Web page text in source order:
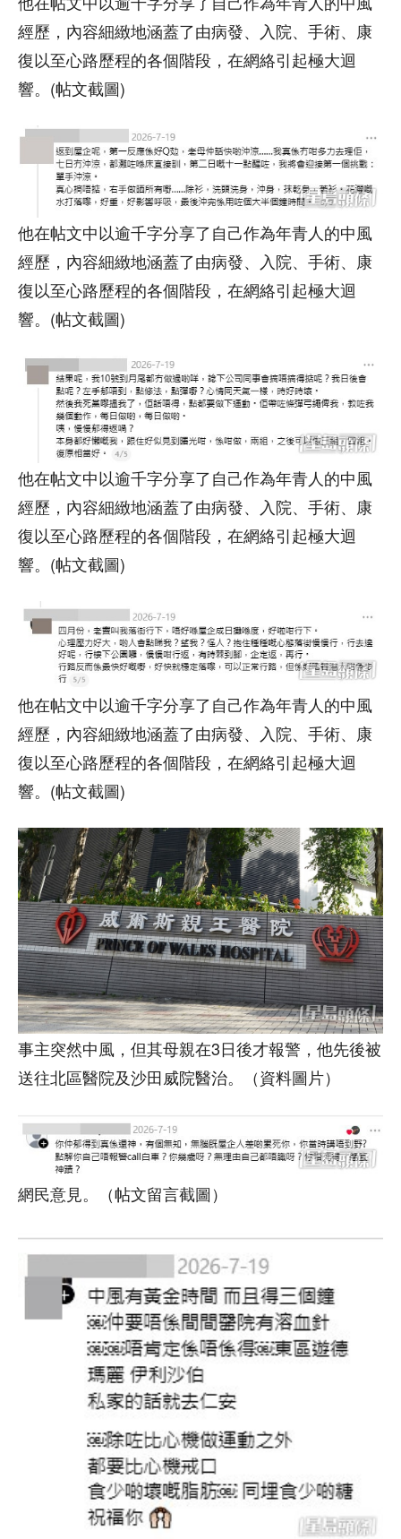
經歷，內容細緻地涵蓋了由病發、入院、手術、康
復以至心路歷程的各個階段，在網絡引起極大迴
響。(帖文截圖)
他在帖文中以逾千字分享了自己作為年青人的中風
經歷，內容細緻地涵蓋了由病發、入院、手術、康
復以至心路歷程的各個階段，在網絡引起極大迴
響。(帖文截圖)
他在帖文中以逾千字分享了自己作為年青人的中風
經歷，內容細緻地涵蓋了由病發、入院、手術、康
復以至心路歷程的各個階段，在網絡引起極大迴
響。(帖文截圖)
他在帖文中以逾千字分享了自己作為年青人的中風
經歷，內容細緻地涵蓋了由病發、入院、手術、康
復以至心路歷程的各個階段，在網絡引起極大迴
響。(帖文截圖)
事主突然中風，但其母親在3日後才報警，他先後被
送往北區醫院及沙田威院醫治。（資料圖片）
網民意見。（帖文留言截圖）